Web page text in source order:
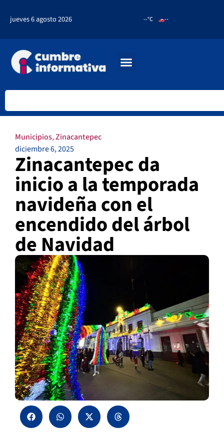
jueves 6 agosto 2026 --°C --
Municipios,Zinacantepec
diciembre 6, 2025
Zinacantepec da
inicio a la temporada
navideña con el
encendido del árbol
de Navidad